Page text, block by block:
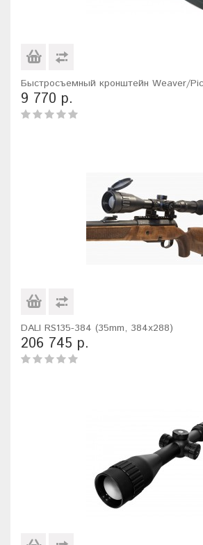
Быстросъемный кронштейн Weaver/
9 770 р.
DALI RS135-384 (35mm, 384x288)
206 745 р.